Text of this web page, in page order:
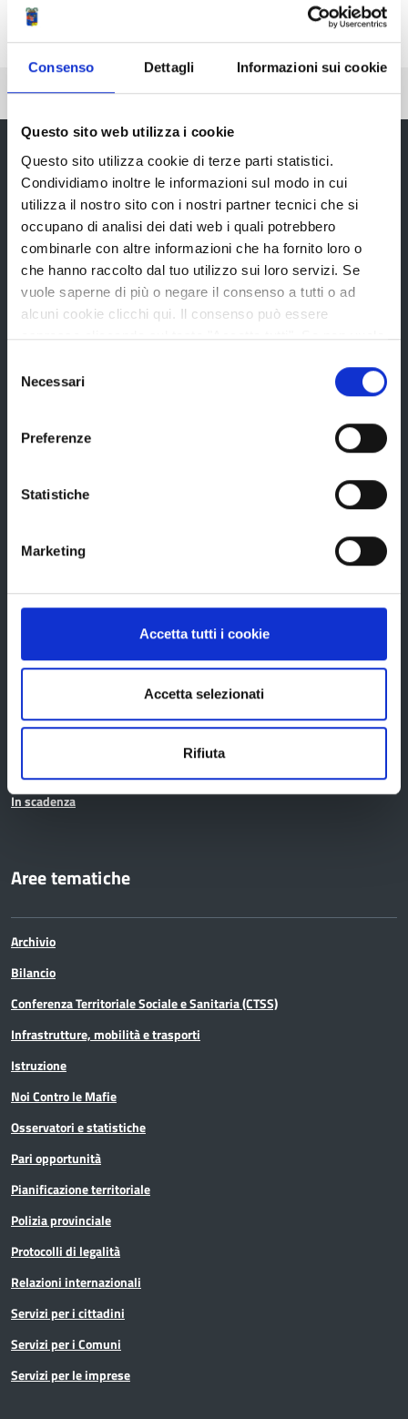
Consenso Dettagli Informazioni sui cookie
Questo sito web utilizza i cookie
Questo sito utilizza cookie di terze parti statistici.
Condividiamo inoltre le informazioni sul modo in cui
utilizza il nostro sito con i nostri partner tecnici che si
occupano di analisi dei dati web i quali potrebbero
combinarle con altre informazioni che ha fornito loro o
che hanno raccolto dal tuo utilizzo sui loro servizi. Se
vuole saperne di più o negare il consenso a tutti o ad
alcuni cookie clicchi qui. Il consenso può essere
espresso cliccando sul tasto "Accetta tutti". Se non vuole
tasto "Rifiuta".
delNecessari
Preferenze
Statistiche
Marketing
Accetta tutti i cookie
Accetta selezionati
Rifiuta
Pubblicato: 04 Ottobre 2018
Provincia di Reggio Emilia
La Provincia
Organi di governo
Amministrazione Trasparente
Storia della Provincia
In scadenza
Aree tematiche
Archivio
Bilancio
Conferenza Territoriale Sociale e Sanitaria (CTSS)
Infrastrutture, mobilità e trasporti
Istruzione
Noi Contro le Mafie
Osservatori e statistiche
Pari opportunità
Pianificazione territoriale
Polizia provinciale
Protocolli di legalità
Relazioni internazionali
Servizi per i cittadini
Servizi per i Comuni
Servizi per le imprese